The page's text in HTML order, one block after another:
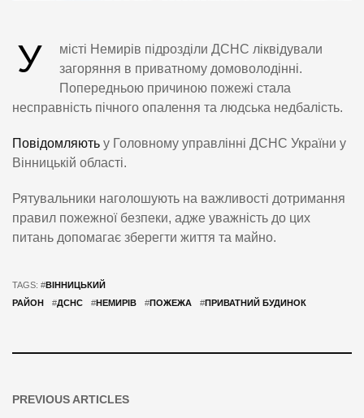
У
місті Немирів підрозділи ДСНС ліквідували
загоряння в приватному домоволодінні.
Попередньою причиною пожежі стала
несправність пічного опалення та людська недбалість.
Повідомляють у Головному управлінні ДСНС України у
Вінницькій області.
Рятувальники наголошують на важливості дотримання
правил пожежної безпеки, адже уважність до цих
питань допомагає зберегти життя та майно.
TAGS: #ВІННИЦЬКИЙ
РАЙОН
#ДСНС #НЕМИРІВ #ПОЖЕЖА #ПРИВАТНИЙ БУДИНОК
PREVIOUS ARTICLES